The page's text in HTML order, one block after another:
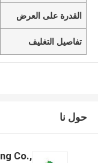
القدرة على العرض
تفاصيل التغليف
حول نا
Co.,